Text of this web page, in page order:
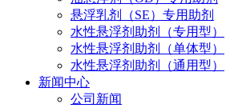
悬浮乳剂（SE）专用助剂
水性悬浮剂助剂（专用型）
水性悬浮剂助剂（单体型）
水性悬浮剂助剂（通用型）
新闻中心
公司新闻